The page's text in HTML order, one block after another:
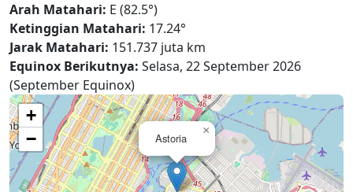
Arah Matahari: E (82.5°)
Ketinggian Matahari: 17.24°
Jarak Matahari: 151.737 juta km
Equinox Berikutnya: Selasa, 22 September 2026
(September Equinox)
Astoria
×
+
−